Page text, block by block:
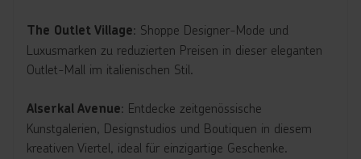
The Outlet Village: Shoppe Designer-Mode und
Luxusmarken zu reduzierten Preisen in dieser eleganten
Outlet-Mall im italienischen Stil.
Alserkal Avenue: Entdecke zeitgenössische
Kunstgalerien, Designstudios und Boutiquen in diesem
kreativen Viertel, ideal für einzigartige Geschenke.